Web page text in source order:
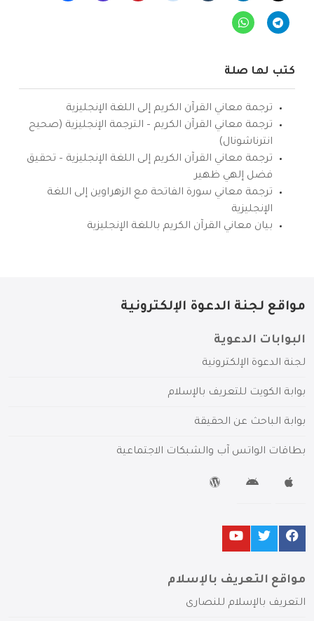
كتب لها صلة
ترجمة معاني القرآن الكريم إلى اللغة الإنجليزية
ترجمة معاني القرآن الكريم – الترجمة الإنجليزية (صحيح
انترناشونال)
ترجمة معاني القرآن الكريم إلى اللغة الإنجليزية – تحقيق
فضل إلهي ظهير
ترجمة معاني سورة الفاتحة مع الزهراوين إلى اللغة
الإنجليزية
بيان معاني القرآن الكريم باللغة الإنجليزية
مواقع لجنة الدعوة الإلكترونية
البوابات الدعوية
لجنة الدعوة الإلكترونية
بوابة الكويت للتعريف بالإسلام
بوابة الباحث عن الحقيقة
بطاقات الواتس آب والشبكات الاجتماعية
مواقع التعريف بالإسلام
التعريف بالإسلام للنصارى